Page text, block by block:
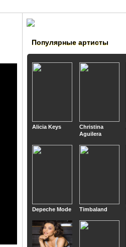
Популярные артисты
Alicia Keys
Christina
Aguilera
Depeche Mode Timbaland